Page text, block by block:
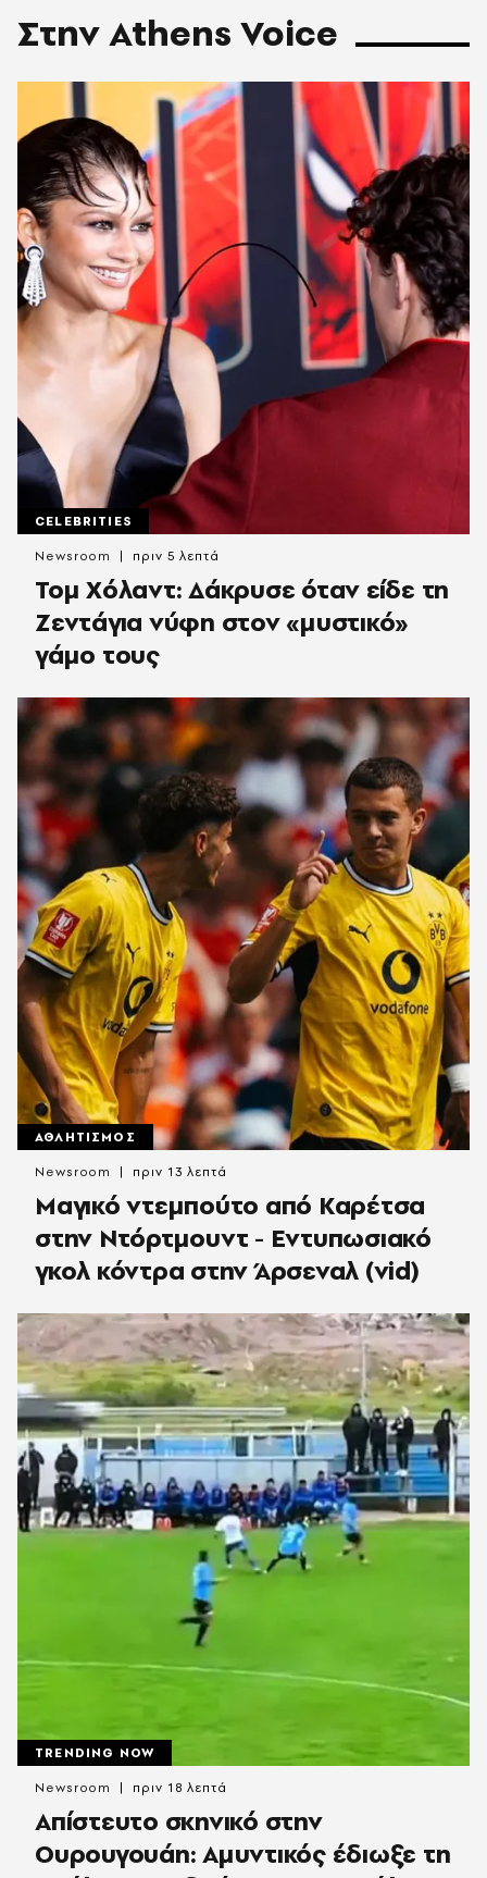
Στην Athens Voice
CELEBRITIES
Τομ Χόλαντ: Δάκρυσε όταν είδε τη
Ζεντάγια νύφη στον «μυστικό»
γάμο τους
Newsroom πριν 5 λεπτά
ΑΘΛΗΤΙΣΜΟΣ
Μαγικό ντεμπούτο από Καρέτσα
στην Ντόρτμουντ - Εντυπωσιακό
γκολ κόντρα στην Άρσεναλ (vid)
Newsroom πριν 13 λεπτά
TRENDING NOW
Απίστευτο σκηνικό στην
Ουρουγουάη: Αμυντικός έδιωξε τη
Newsroom πριν 18 λεπτά